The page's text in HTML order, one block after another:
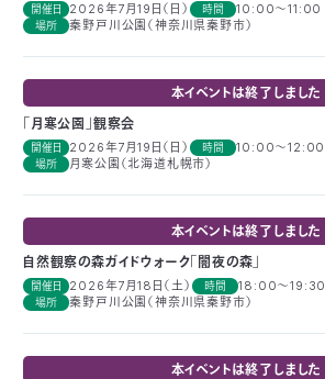
TEL：
03-
3553-
4101（代
表）
FAX：
03-
3553-
0139
開催日 2026年7月19日（日） 時間 10:00〜11:00
場所 秦野戸川公園（神奈川県秦野市）
本イベントは終了しました
「月寒公園」観察会
開催日 2026年7月19日（日） 時間 10:00～12:00
場所 月寒公園（北海道札幌市）
本イベントは終了しました
自然観察の森ガイドウォーク「闇夜の森」
開催日 2026年7月18日（土） 時間 18:00～19:30
場所 秦野戸川公園（神奈川県秦野市）
本イベントは終了しました